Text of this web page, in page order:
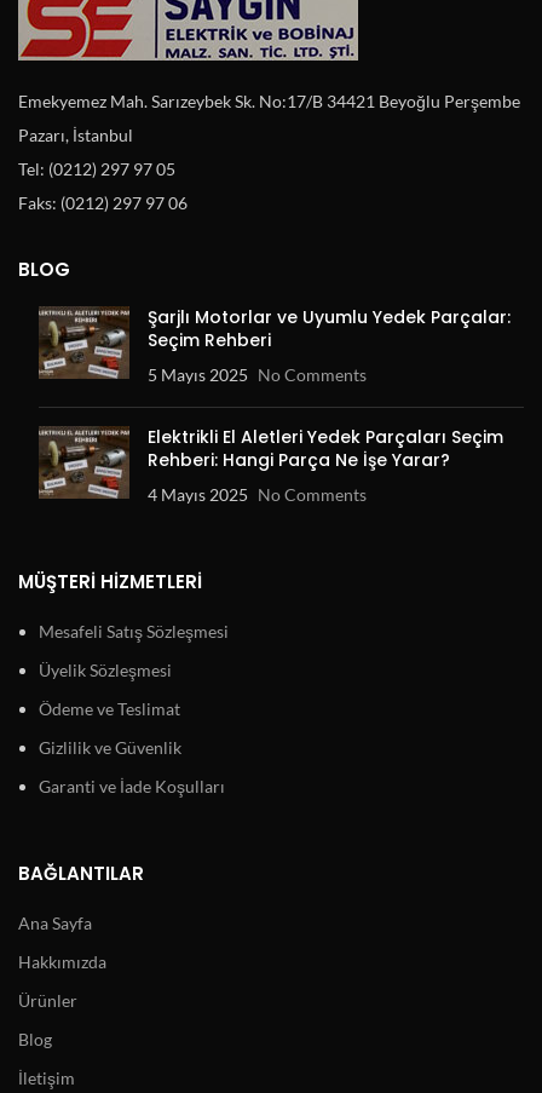
Emekyemez Mah. Sarızeybek Sk. No:17/B 34421 Beyoğlu Perşembe
Pazarı, İstanbul
Tel: (0212) 297 97 05
Faks: (0212) 297 97 06
BLOG
Şarjlı Motorlar ve Uyumlu Yedek Parçalar:
Seçim Rehberi
5 Mayıs 2025 No Comments
Elektrikli El Aletleri Yedek Parçaları Seçim
Rehberi: Hangi Parça Ne İşe Yarar?
4 Mayıs 2025 No Comments
MÜŞTERI HIZMETLERI
Mesafeli Satış Sözleşmesi
Üyelik Sözleşmesi
Ödeme ve Teslimat
Gizlilik ve Güvenlik
Garanti ve İade Koşulları
BAĞLANTILAR
Ana Sayfa
Hakkımızda
Ürünler
Blog
İletişim